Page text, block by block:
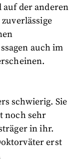
auf der anderen
auch im
schwierig. Sie
noch sehr
in ihr.
erst